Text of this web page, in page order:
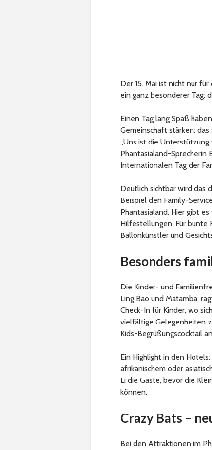
Der 15. Mai ist nicht nur
ein ganz besonderer Tag:
Einen Tag lang Spaß
Gemeinschaft stärken:
„Uns ist die
Phantasialand-Sprecherin
Internationalen Tag der
Deutlich sichtbar wird das
Beispiel den Family-
Phantasialand. Hier gibt
Hilfestellungen. Für bunte
Ballonkünstler und
Besonders
Die Kinder- und
Ling Bao und Matamba,
Check-In für Kinder, wo
vielfältige Gelegenheiten
Kids-Begrüßungscocktail
Ein Highlight in den
afrikanischem oder
Li die Gäste, bevor die
können.
Crazy Bats –
Bei den Attraktionen im